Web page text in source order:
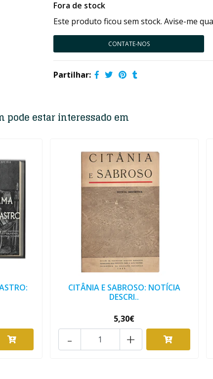
Fora de stock
Este produto ficou sem stock. Avise-me
CONTATE-NOS
Partilhar:
pode estar interessado em
CITÂNIA E SABROSO: NOTÍCIA
DESCRI..
5,30€
+
-